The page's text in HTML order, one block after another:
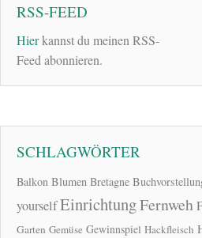
RSS-FEED
Hierkannst du meinen RSS-
Feed abonnieren.
SCHLAGWÖRTER
Balkon Blumen Bretagne
yourselfEinrichtungFernweh
Garten Gemüse Gewinnspiel Hackfleisch